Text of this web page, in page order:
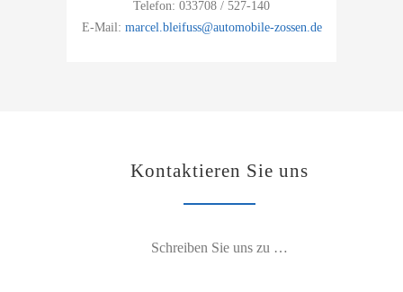
Telefon: 033708 / 527-140
E-Mail: marcel.bleifuss@automobile-zossen.de
Kontaktieren Sie uns
Schreiben Sie uns zu …